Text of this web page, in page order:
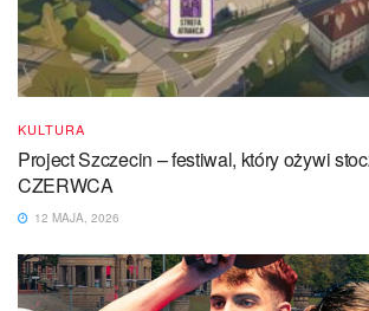
KULTURA
Project Szczecin – festiwal, który ożywi
CZERWCA
12 MAJA, 2026